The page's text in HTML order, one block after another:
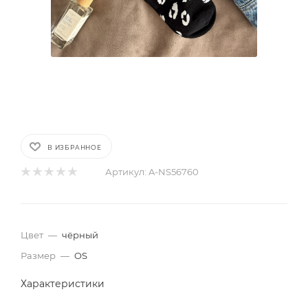
В ИЗБРАННОЕ
Артикул: A-NS56760
Цвет — чёрный
Размер — OS
Характеристики